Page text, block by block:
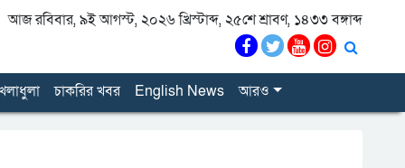
আজ রবিবার, ৯ই আগস্ট, ২০২৬ খ্রিস্টাব্দ, ২৫শে শ্রাবণ, ১৪৩৩ বঙ্গাব্দ
চাকরির খবর English News আরও